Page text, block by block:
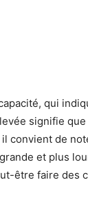
qui
signifie
convient de
et plus
être faire des